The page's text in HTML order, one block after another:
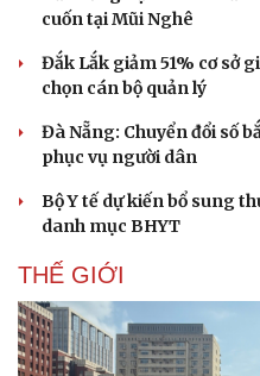
cuốn tại Mũi Nghê
Đắk Lắk giảm 51% cơ sở
chọn cán bộ quản lý
Đà Nẵng: Chuyển đổi số
phục vụ người dân
Bộ Y tế dự kiến bổ sung
danh mục BHYT
THẾ GIỚI